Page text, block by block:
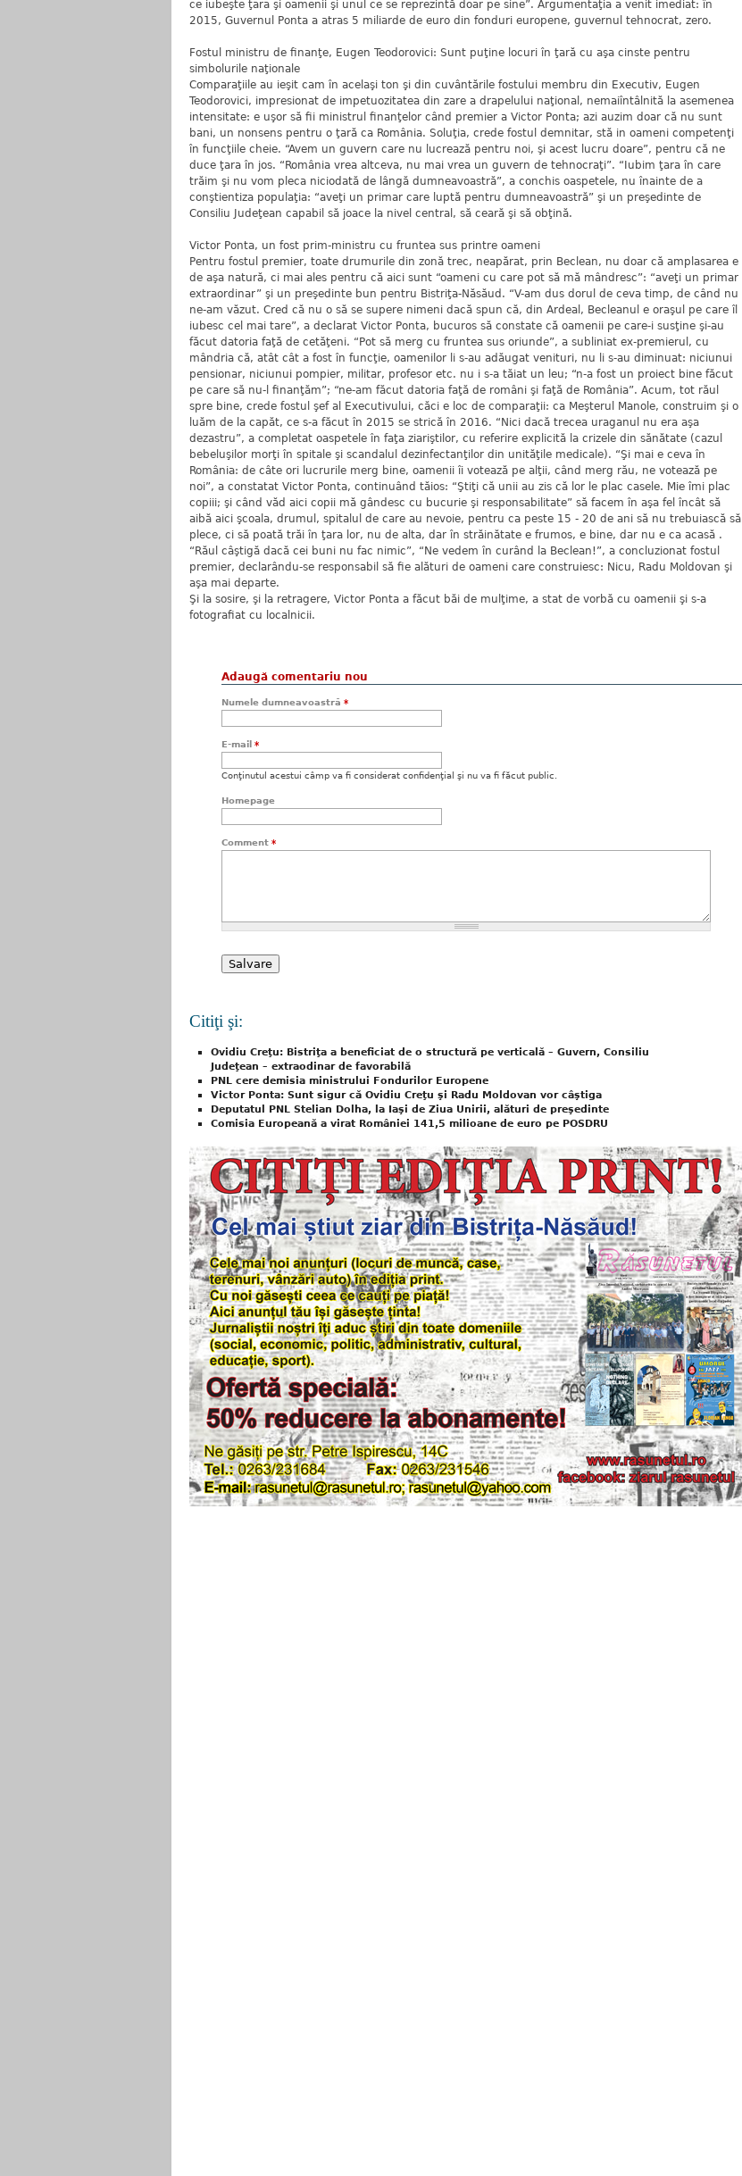
ce iubeşte ţara şi oamenii şi unul ce se reprezintă doar pe sine”. Argumentaţia a venit imediat: în
2015, Guvernul Ponta a atras 5 miliarde de euro din fonduri europene, guvernul tehnocrat, zero.
Fostul ministru de finanţe, Eugen Teodorovici: Sunt puţine locuri în ţară cu aşa cinste pentru
simbolurile naţionale
Comparaţiile au ieşit cam în acelaşi ton şi din cuvântările fostului membru din Executiv, Eugen
Teodorovici, impresionat de impetuozitatea din zare a drapelului naţional, nemaiîntâlnită la asemenea
intensitate: e uşor să fii ministrul finanţelor când premier a Victor Ponta; azi auzim doar că nu sunt
bani, un nonsens pentru o ţară ca România. Soluţia, crede fostul demnitar, stă in oameni competenţi
în funcţiile cheie. “Avem un guvern care nu lucrează pentru noi, şi acest lucru doare”, pentru că ne
duce ţara în jos. “România vrea altceva, nu mai vrea un guvern de tehnocraţi”. “Iubim ţara în care
trăim şi nu vom pleca niciodată de lângă dumneavoastră”, a conchis oaspetele, nu înainte de a
conştientiza populaţia: “aveţi un primar care luptă pentru dumneavoastră” şi un preşedinte de
Consiliu Judeţean capabil să joace la nivel central, să ceară şi să obţină.
Victor Ponta, un fost prim-ministru cu fruntea sus printre oameni
Pentru fostul premier, toate drumurile din zonă trec, neapărat, prin Beclean, nu doar că amplasarea e
de aşa natură, ci mai ales pentru că aici sunt “oameni cu care pot să mă mândresc”: “aveţi un primar
extraordinar” şi un preşedinte bun pentru Bistriţa-Năsăud. “V-am dus dorul de ceva timp, de când nu
ne-am văzut. Cred că nu o să se supere nimeni dacă spun că, din Ardeal, Becleanul e oraşul pe care îl
iubesc cel mai tare”, a declarat Victor Ponta, bucuros să constate că oamenii pe care-i susţine şi-au
făcut datoria faţă de cetăţeni. “Pot să merg cu fruntea sus oriunde”, a subliniat ex-premierul, cu
mândria că, atât cât a fost în funcţie, oamenilor li s-au adăugat venituri, nu li s-au diminuat: niciunui
pensionar, niciunui pompier, militar, profesor etc. nu i s-a tăiat un leu; “n-a fost un proiect bine făcut
pe care să nu-l finanţăm”; “ne-am făcut datoria faţă de români şi faţă de România”. Acum, tot răul
spre bine, crede fostul şef al Executivului, căci e loc de comparaţii: ca Meşterul Manole, construim şi o
luăm de la capăt, ce s-a făcut în 2015 se strică în 2016. “Nici dacă trecea uraganul nu era aşa
dezastru”, a completat oaspetele în faţa ziariştilor, cu referire explicită la crizele din sănătate (cazul
bebeluşilor morţi în spitale şi scandalul dezinfectanţilor din unităţile medicale). “Şi mai e ceva în
România: de câte ori lucrurile merg bine, oamenii îi votează pe alţii, când merg rău, ne votează pe
noi”, a constatat Victor Ponta, continuând tăios: “Ştiţi că unii au zis că lor le plac casele. Mie îmi plac
copiii; şi când văd aici copii mă gândesc cu bucurie şi responsabilitate” să facem în aşa fel încât să
aibă aici şcoala, drumul, spitalul de care au nevoie, pentru ca peste 15 - 20 de ani să nu trebuiască să
plece, ci să poată trăi în ţara lor, nu de alta, dar în străinătate e frumos, e bine, dar nu e ca acasă .
“Răul câştigă dacă cei buni nu fac nimic”, “Ne vedem în curând la Beclean!”, a concluzionat fostul
premier, declarându-se responsabil să fie alături de oameni care construiesc: Nicu, Radu Moldovan şi
aşa mai departe.
Şi la sosire, şi la retragere, Victor Ponta a făcut băi de mulţime, a stat de vorbă cu oamenii şi s-a
fotografiat cu localnicii.
Adaugă comentariu nou
Numele dumneavoastră *
E-mail *
Conţinutul acestui câmp va fi considerat confidenţial şi nu va fi făcut public.
Homepage
Comment *
Citiţi şi:
Ovidiu Creţu: Bistriţa a beneficiat de o structură pe verticală – Guvern, Consiliu
Judeţean – extraodinar de favorabilă
PNL cere demisia ministrului Fondurilor Europene
Victor Ponta: Sunt sigur că Ovidiu Creţu şi Radu Moldovan vor câştiga
Deputatul PNL Stelian Dolha, la Iaşi de Ziua Unirii, alături de preşedinte
Comisia Europeană a virat României 141,5 milioane de euro pe POSDRU